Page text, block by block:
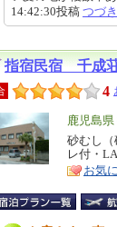
14:42:30投稿 つづ
指宿民宿 千成
4
エ
リ
ア
鹿児島県
特
徴
砂むし（
レ付・
お気